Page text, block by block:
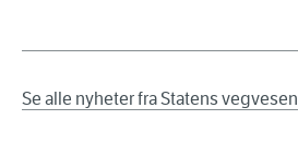
Se alle nyheter fra Statens vegvesen